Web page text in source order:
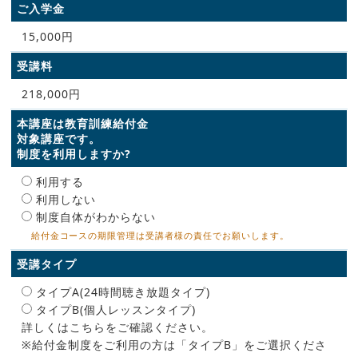
ご入学金
15,000円
受講料
218,000円
本講座は教育訓練給付金
対象講座です。
制度を利用しますか?
利用する
利用しない
制度自体がわからない
給付金コースの期限管理は受講者様の責任でお願いします。
受講タイプ
タイプA(24時間聴き放題タイプ)
タイプB(個人レッスンタイプ)
詳しくはこちらをご確認ください。
※給付金制度をご利用の方は「タイプB」をご選択くださ